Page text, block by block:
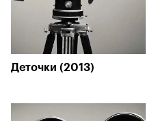
Деточки (2013)